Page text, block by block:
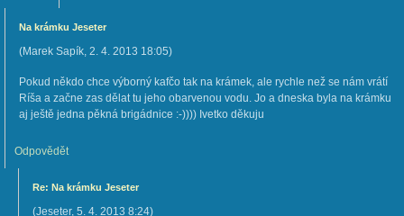
Na krámku Jeseter
(Marek Sapík, 2. 4. 2013 18:05)
Pokud někdo chce výborný kafčo tak na krámek, ale rychle než se nám vrátí
Ríša a začne zas dělat tu jeho obarvenou vodu. Jo a dneska byla na krámku
aj ještě jedna pěkná brigádnice :-)))) Ivetko děkuju
Odpovědět
Re: Na krámku Jeseter
(Jeseter, 5. 4. 2013 8:24)